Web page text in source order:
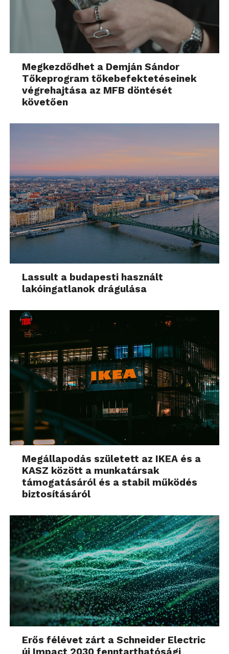
Megkezdődhet a Demján Sándor
Tőkeprogram tőkebefektetéseinek
végrehajtása az MFB döntését
követően
Lassult a budapesti használt
lakóingatlanok drágulása
Megállapodás született az IKEA és a
KASZ között a munkatársak
támogatásáról és a stabil működés
biztosításáról
Erős félévet zárt a Schneider Electric